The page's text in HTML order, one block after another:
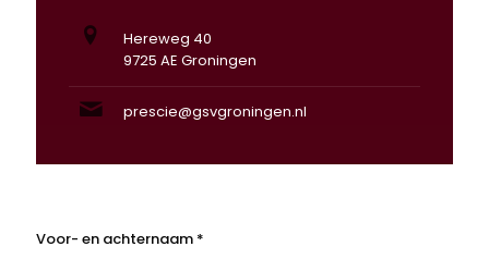
Hereweg 40
9725 AE Groningen
prescie@gsvgroningen.nl
Voor- en achternaam *